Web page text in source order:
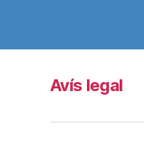
Avís legal